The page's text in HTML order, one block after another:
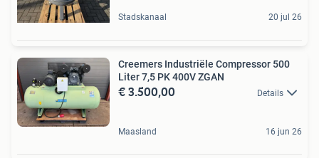
Stadskanaal 20 jul 26
Creemers Industriële Compressor 500
Liter 7,5 PK 400V ZGAN
€ 3.500,00 Details
Maasland 16 jun 26